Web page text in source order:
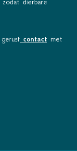
zodat dierbare
contact met